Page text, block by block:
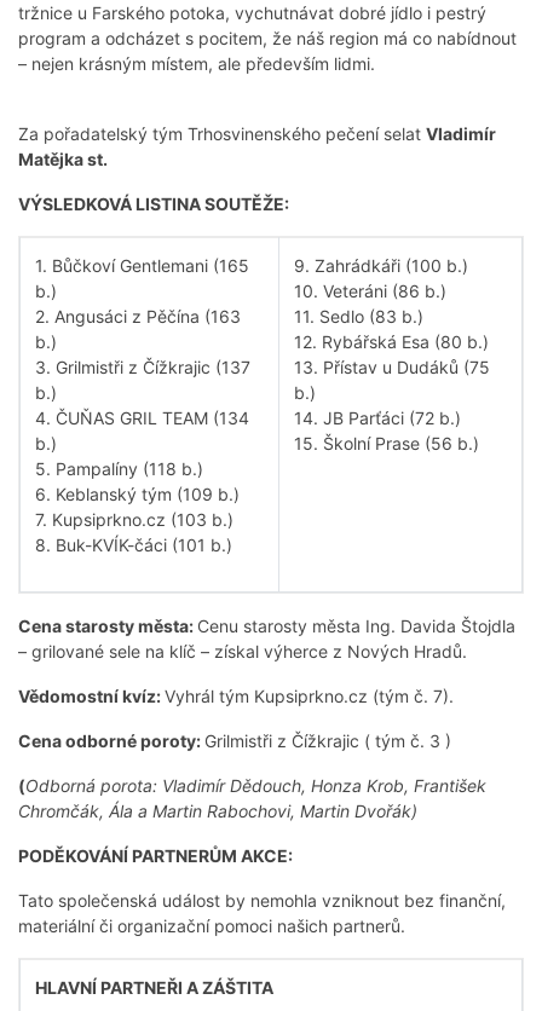
tržnice u Farského potoka, vychutnávat dobré jídlo i pestrý
program a odcházet s pocitem, že náš region má co nabídnout
– nejen krásným místem, ale především lidmi.
Za pořadatelský tým Trhosvinenského pečení selat Vladimír
Matějka st.
VÝSLEDKOVÁ LISTINA SOUTĚŽE:
1. Bůčkoví Gentlemani (165
b.)
2. Angusáci z Pěčína (163
b.)
3. Grilmistři z Čížkrajic (137
b.)
4. ČUŇAS GRIL TEAM (134
b.)
5. Pampalíny (118 b.)
6. Keblanský tým (109 b.)
7. Kupsiprkno.cz (103 b.)
8. Buk-KVÍK-čáci (101 b.)
9. Zahrádkáři (100 b.)
10. Veteráni (86 b.)
11. Sedlo (83 b.)
12. Rybářská Esa (80 b.)
13. Přístav u Dudáků (75
b.)
14. JB Parťáci (72 b.)
15. Školní Prase (56 b.)
Cena starosty města: Cenu starosty města Ing. Davida Štojdla
– grilované sele na klíč – získal výherce z Nových Hradů.
Vědomostní kvíz:Vyhrál tým Kupsiprkno.cz (tým č. 7).
Cena odborné poroty: Grilmistři z Čížkrajic ( tým č. 3 )
(Odborná porota: Vladimír Dědouch, Honza Krob, František
Chromčák, Ála a Martin Rabochovi, Martin Dvořák)
PODĚKOVÁNÍ PARTNERŮM AKCE:
Tato společenská událost by nemohla vzniknout bez finanční,
materiální či organizační pomoci našich partnerů.
HLAVNÍ PARTNEŘI A ZÁŠTITA